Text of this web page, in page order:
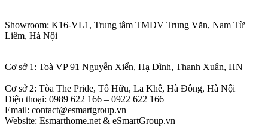
Showroom: K16-VL1, Trung tâm TMDV Trung Văn, Nam Từ
Liêm, Hà Nội
Cơ sở 1: Toà VP 91 Nguyễn Xiển, Hạ Đình, Thanh Xuân, HN
Cơ sở 2: Tòa The Pride, Tố Hữu, La Khê, Hà Đông, Hà Nội
Điện thoại: 0989 622 166 – 0922 622 166
Email: contact@esmartgroup.vn
Website: Esmarthome.net & eSmartGroup.vn